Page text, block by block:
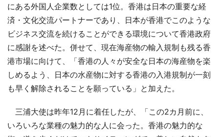
にある外国人企業数としては1位。香港は日本の重要な経
済・文化交流パートナーであり、日本が香港でこのような
ビジネス交流を続けることができる環境について香港政府
に感謝を述べた。併せて、現在海産物の輸入規制も残る香
港市場に向けて、「香港の人々が安全な日本の海産物を楽
しめるよう、日本の水産物に対する香港の入港規制が一刻
も早く解除されることを願っている」と加えた。
三浦大使は昨年12月に着任したが、「この2カ月前に、
いろいろな業種の魅力的な人に会った。香港の魅力的な